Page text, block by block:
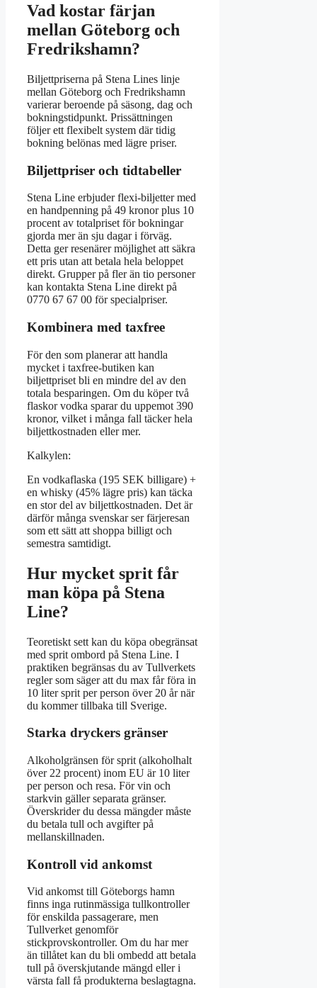
Vad kostar färjan
mellan Göteborg och
Fredrikshamn?
Biljettpriserna på Stena Lines linje
mellan Göteborg och Fredrikshamn
varierar beroende på säsong, dag och
bokningstidpunkt. Prissättningen
följer ett flexibelt system där tidig
bokning belönas med lägre priser.
Biljettpriser och tidtabeller
Stena Line erbjuder flexi-biljetter med
en handpenning på 49 kronor plus 10
procent av totalpriset för bokningar
gjorda mer än sju dagar i förväg.
Detta ger resenärer möjlighet att säkra
ett pris utan att betala hela beloppet
direkt. Grupper på fler än tio personer
kan kontakta Stena Line direkt på
0770 67 67 00 för specialpriser.
Kombinera med taxfree
För den som planerar att handla
mycket i taxfree-butiken kan
biljettpriset bli en mindre del av den
totala besparingen. Om du köper två
flaskor vodka sparar du uppemot 390
kronor, vilket i många fall täcker hela
biljettkostnaden eller mer.
Kalkylen:
En vodkaflaska (195 SEK billigare) +
en whisky (45% lägre pris) kan täcka
en stor del av biljettkostnaden. Det är
därför många svenskar ser färjeresan
som ett sätt att shoppa billigt och
semestra samtidigt.
Hur mycket sprit får
man köpa på Stena
Line?
Teoretiskt sett kan du köpa obegränsat
med sprit ombord på Stena Line. I
praktiken begränsas du av Tullverkets
regler som säger att du max får föra in
10 liter sprit per person över 20 år när
du kommer tillbaka till Sverige.
Starka dryckers gränser
Alkoholgränsen för sprit (alkoholhalt
över 22 procent) inom EU är 10 liter
per person och resa. För vin och
starkvin gäller separata gränser.
Överskrider du dessa mängder måste
du betala tull och avgifter på
mellanskillnaden.
Kontroll vid ankomst
Vid ankomst till Göteborgs hamn
finns inga rutinmässiga tullkontroller
för enskilda passagerare, men
Tullverket genomför
stickprovskontroller. Om du har mer
än tillåtet kan du bli ombedd att betala
tull på överskjutande mängd eller i
värsta fall få produkterna beslagtagna.